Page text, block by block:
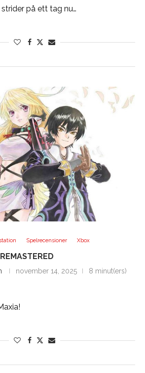
på ett tag nu…
Spelrecensioner Xbox
november 14, 2025
8 minut(ers)